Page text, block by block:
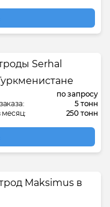
Serhal
по запросу
5 тонн
250 тонн
Maksimus в